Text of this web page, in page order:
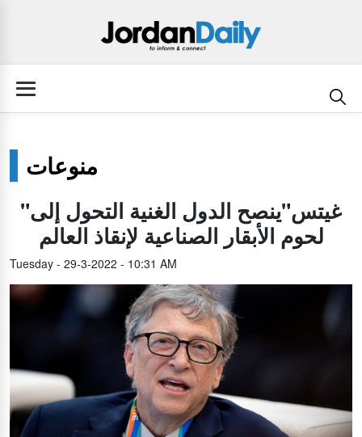
منوعات
"غيتس"ينصح الدول الغنية التحول إلى
لحوم الأبقار الصناعية لإنقاذ العالم
Tuesday - 29-3-2022 - 10:31 AM